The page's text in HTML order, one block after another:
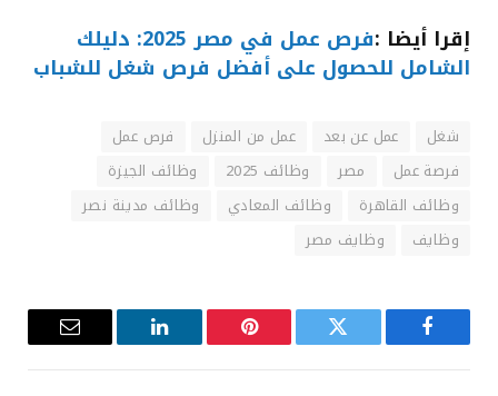
إقرا أيضا : فرص عمل في مصر 2025: دليلك
الشامل للحصول على أفضل فرص شغل للشباب
شغل عمل عن بعد عمل من المنزل
فرص عمل
فرصة عمل
مصر وظائف 2025
وظائف الجيزة
وظائف القاهرة
وظائف المعادي
وظائف مدينة نصر
وظايف
وظايف مصر
فيسبوك تويتر بينتيريست لينكدإن
البريد